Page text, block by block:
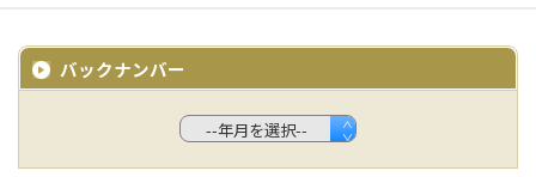
バックナンバー